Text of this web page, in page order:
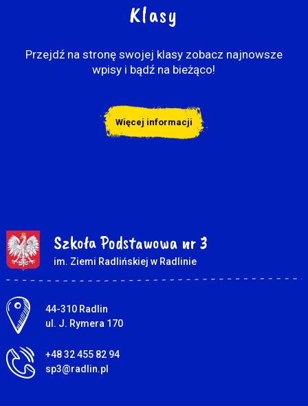
Klasy
Przejdź na stronę swojej klasy zobacz najnowsze
wpisy i bądź na bieżąco!
Więcej informacji
Szkoła Podstawowa nr 3
im. Ziemi Radlińskiej w Radlinie
Adres pocztowy:
44-310 Radlin
ul. J. Rymera 170
+48 32 455 82 94
sp3@radlin.pl